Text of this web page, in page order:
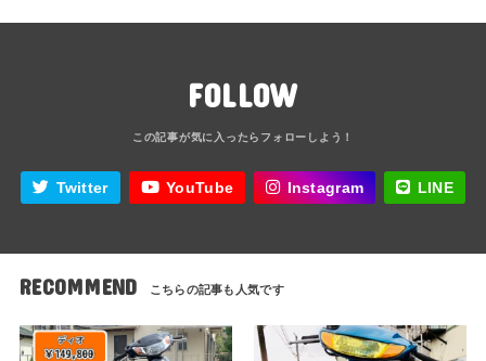
FOLLOW
Twitter YouTube Instagram LINE
RECOMMEND